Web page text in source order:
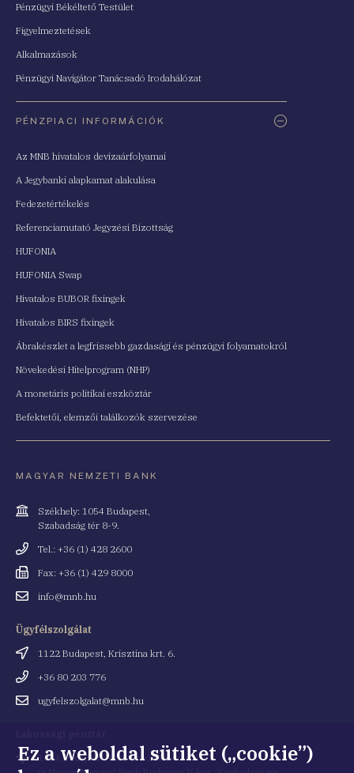
Pénzügyi Békéltető Testület
Figyelmeztetések
Alkalmazások
Pénzügyi Navigátor Tanácsadó Irodahálózat
PÉNZPIACI INFORMÁCIÓK
Az MNB hivatalos devizaárfolyamai
A Jegybanki alapkamat alakulása
Fedezetértékelés
Referenciamutató Jegyzési Bizottság
HUFONIA
HUFONIA Swap
Hivatalos BUBOR fixingek
Hivatalos BIRS fixingek
Ábrakészlet a legfrissebb gazdasági és pénzügyi folyamatokról
Növekedési Hitelprogram (NHP)
A monetáris politikai eszköztár
Befektetői, elemzői találkozók szervezése
MAGYAR NEMZETI BANK
Cím
Székhely: 1054 Budapest,
Szabadság tér 8-9.
Telefonszám
Tel.: +36 (1) 428 2600
Fax
Fax: +36 (1) 429 8000
Emailinfo@mnb.hu
Ügyfélszolgálat
Cím
1122 Budapest, Krisztina krt. 6.
Telefonszám
+36 80 203 776
Emailugyfelszolgalat@mnb.hu
Cím 1054 Budapest, Kiss Ernő utca 1.
Ez a weboldal sütiket („cookie”)